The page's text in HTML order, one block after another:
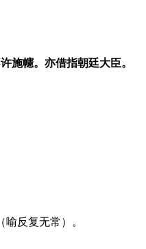
施幰。亦借指朝廷大臣。
喻反复无常）。